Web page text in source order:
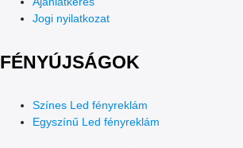
Jogi nyilatkozat
FÉNYÚJSÁGOK
Színes Led fényreklám
Egyszínű Led fényreklám